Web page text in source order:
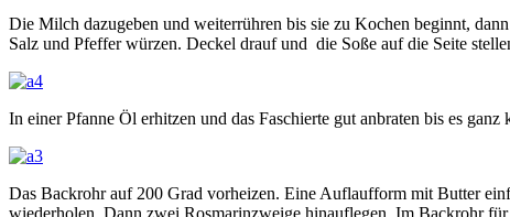
Die Milch dazugeben und weiterrühren bis sie zu Kochen beginnt,
Salz und Pfeffer würzen. Deckel drauf und die Soße auf die Seite
In einer Pfanne Öl erhitzen und das Faschierte gut anbraten bis es
Das Backrohr auf 200 Grad vorheizen. Eine Auflaufform mit Butter
wiederholen. Dann zwei Rosmarinzweige hinauflegen. Im Backrohr für